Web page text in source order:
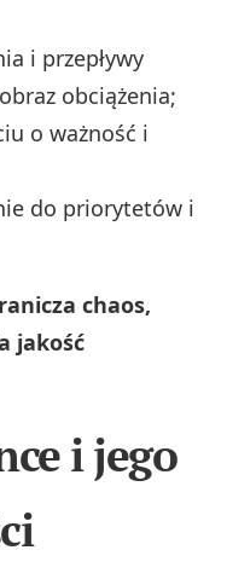
i przepływy
obciążenia;
o ważność i
do priorytetów i
chaos,
jakość
i jego